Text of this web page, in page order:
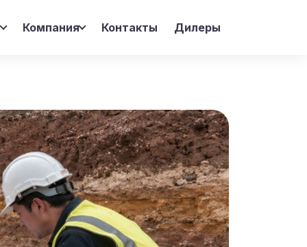
Компания Контакты Дилеры